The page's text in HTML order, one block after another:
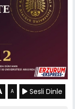
A Sesli Dinle